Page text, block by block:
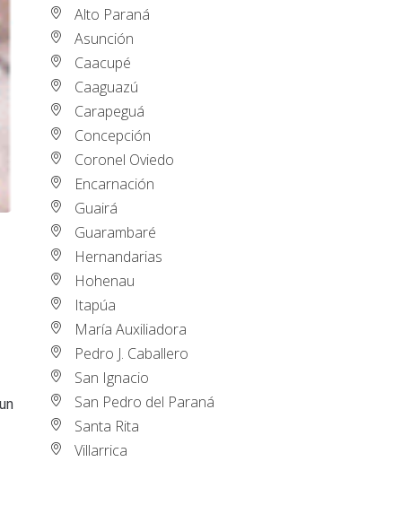
Alto Paraná
Asunción
Caacupé
Caaguazú
Carapeguá
Concepción
Coronel Oviedo
Encarnación
Guairá
Guarambaré
Hernandarias
Hohenau
Itapúa
María Auxiliadora
Pedro J. Caballero
San Ignacio
San Pedro del Paraná
Santa Rita
Villarrica